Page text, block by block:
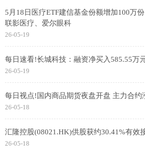
5月18日医疗ETF建信基金份额增加100万
联影医疗、爱尔眼科
26-05-19
每日速看!长城科技：融资净买入585.55万
26-05-19
每日视点!国内商品期货夜盘开盘 主力合约
26-05-18
汇隆控股(08021.HK)供股获约30.41%有效
26-05-18